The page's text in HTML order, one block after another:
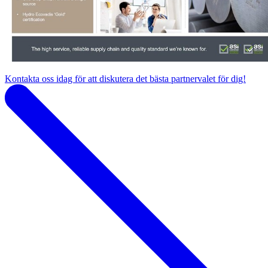
Kontakta oss idag för att diskutera det bästa partnervalet för dig!